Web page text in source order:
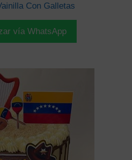
Con Galletas
vía WhatsApp